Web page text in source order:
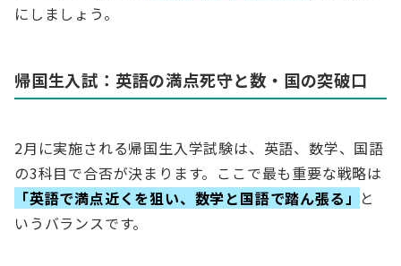
にしましょう。
帰国生入試：英語の満点死守と数・国の突破口
2月に実施される帰国生入学試験は、英語、数学、国語
の3科目で合否が決まります。ここで最も重要な戦略は
「英語で満点近くを狙い、数学と国語で踏ん張る」 と
いうバランスです。